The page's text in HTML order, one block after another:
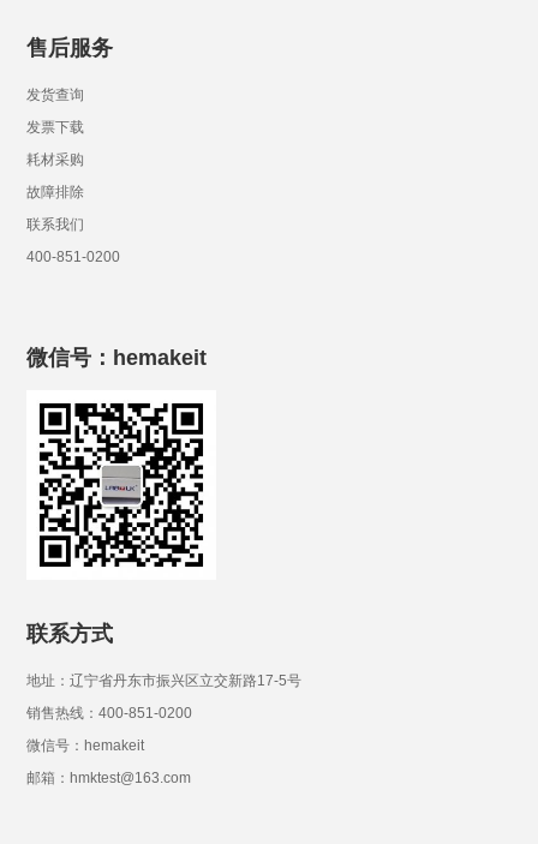
售后服务
发货查询
发票下载
耗材采购
故障排除
联系我们
400-851-0200
微信号：hemakeit
联系方式
地址：辽宁省丹东市振兴区立交新路17-5号
销售热线：400-851-0200
微信号：hemakeit
邮箱：hmktest@163.com